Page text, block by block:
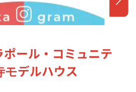
ポール・コミュニテ
デルハウス